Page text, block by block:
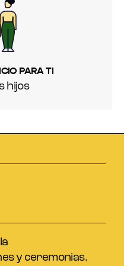
PARA TI
hijos
y ceremonias.